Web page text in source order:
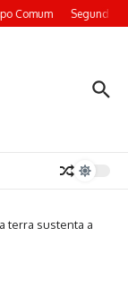
Comum Segunda-
terra sustenta a